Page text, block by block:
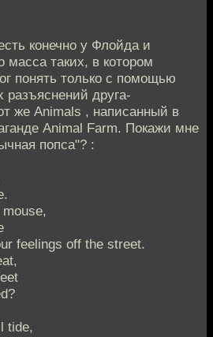
конечно у Флойда и
масса таких, в котором
понять только с помощью
друга-
же Animals , написанный в
Animal Farm. Покажи мне
попса"? :
feelings off the street.
tide,